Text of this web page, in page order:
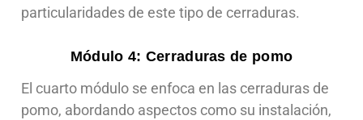
particularidades de este tipo de cerraduras.
Módulo 4: Cerraduras de pomo
El cuarto módulo se enfoca en las cerraduras de
pomo, abordando aspectos como su instalación,